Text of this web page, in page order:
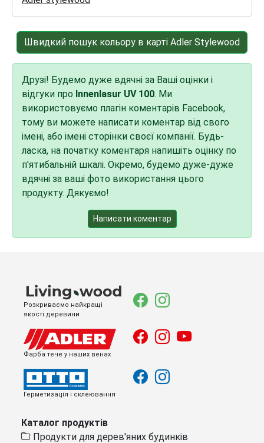
Швидкий пошук кольору в карті Adler Stylewood
Друзі! Будемо дуже вдячні за Ваші оцінки і
відгуки про Innenlasur UV 100. Ми
використовуємо плагін коментарів Facebook,
тому ви можете написати коментар від свого
імені, або імені сторінки своєї компанії. Будь-
ласка, на початку коментаря напишіть оцінку по
п'ятибальній шкалі. Окремо, будемо дуже-дуже
вдячні за ваші фото використання цього
продукту. Дякуємо!
Написати коментар
Розкриваємо найкращі
якості деревини
Фарба тече у наших венах
Герметизація і склеювання
Каталог продуктів
Продукти для дерев'яних будинків